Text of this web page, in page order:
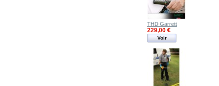
THD Garrett
229,00 €
Voir